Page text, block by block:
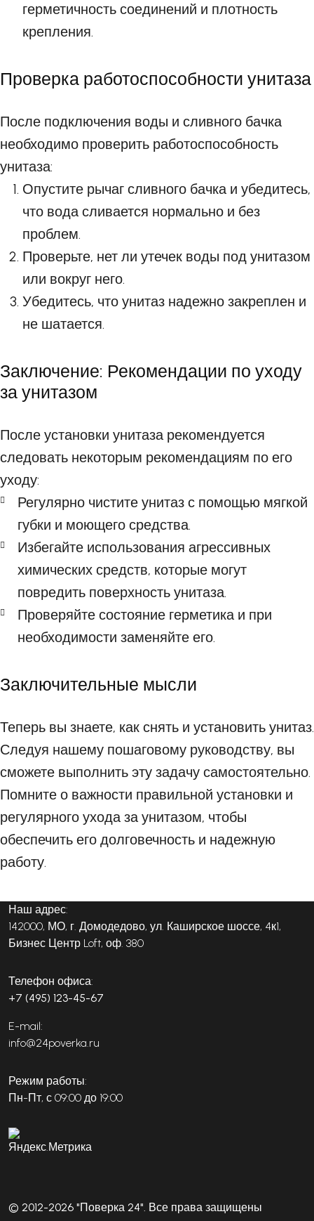
герметичность соединений и плотность
крепления.
Проверка работоспособности унитаза
После подключения воды и сливного бачка
необходимо проверить работоспособность
унитаза:
Опустите рычаг сливного бачка и убедитесь,
что вода сливается нормально и без
проблем.
Проверьте, нет ли утечек воды под унитазом
или вокруг него.
Убедитесь, что унитаз надежно закреплен и
не шатается.
Заключение: Рекомендации по уходу
за унитазом
После установки унитаза рекомендуется
следовать некоторым рекомендациям по его
уходу:
Регулярно чистите унитаз с помощью мягкой
губки и моющего средства.
Избегайте использования агрессивных
химических средств, которые могут
повредить поверхность унитаза.
Проверяйте состояние герметика и при
необходимости заменяйте его.
Заключительные мысли
Теперь вы знаете, как снять и установить унитаз.
Следуя нашему пошаговому руководству, вы
сможете выполнить эту задачу самостоятельно.
Помните о важности правильной установки и
регулярного ухода за унитазом, чтобы
обеспечить его долговечность и надежную
работу.
Наш адрес:
142000, МО, г. Домодедово, ул. Каширское шоссе, 4к1,
Бизнес Центр Loft, оф. 380
Телефон офиса:
+7 (495) 123-45-67
E-mail:
info@24poverka.ru
Режим работы:
Пн-Пт, с 09:00 до 19:00
© 2012-2026 "Поверка 24". Все права защищены